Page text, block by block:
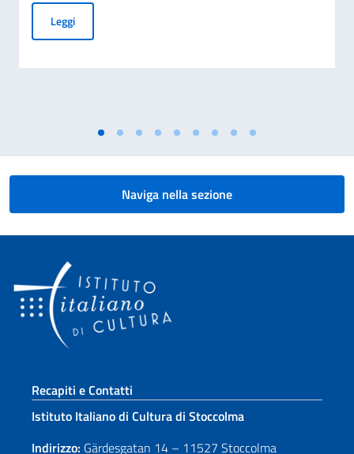
LeggiLuciano Floridi ospite dell’Istituto Italiano di Cultura di
Naviga nella sezione
Sezione footer
Recapiti e Contatti
Istituto Italiano di Cultura di Stoccolma
Indirizzo: Gärdesgatan 14 – 11527 Stoccolma